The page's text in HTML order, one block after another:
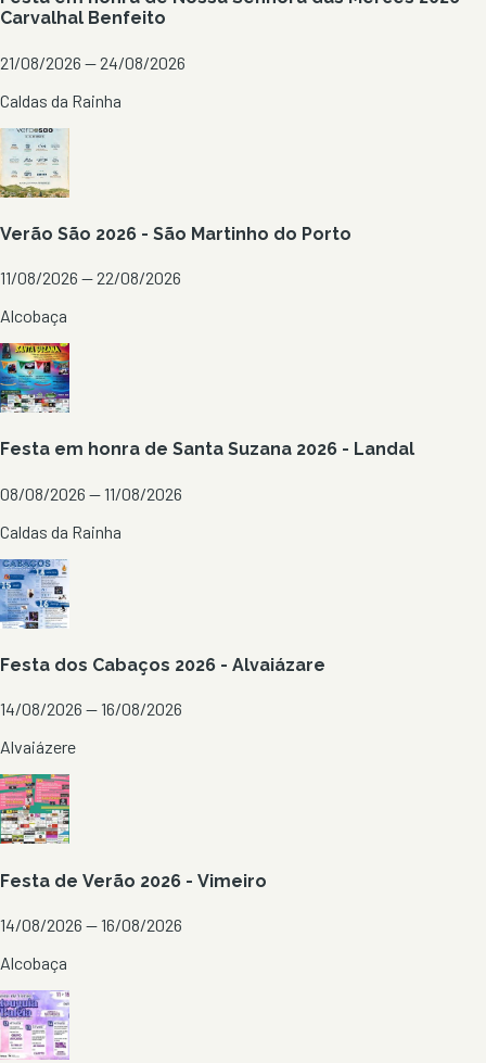
Carvalhal Benfeito
21/08/2026 — 24/08/2026
Caldas da Rainha
Verão São 2026 - São Martinho do Porto
11/08/2026 — 22/08/2026
Alcobaça
Festa em honra de Santa Suzana 2026 - Landal
08/08/2026 — 11/08/2026
Caldas da Rainha
Festa dos Cabaços 2026 - Alvaiázare
14/08/2026 — 16/08/2026
Alvaiázere
Festa de Verão 2026 - Vimeiro
14/08/2026 — 16/08/2026
Alcobaça